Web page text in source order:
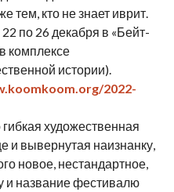
тем, кто не знает иврит.
по 26 декабря в «Бейт-
комплексе
истории).
2022-
художественная
и вывернутая наизнанку,
новое, нестандартное,
и название фестивалю